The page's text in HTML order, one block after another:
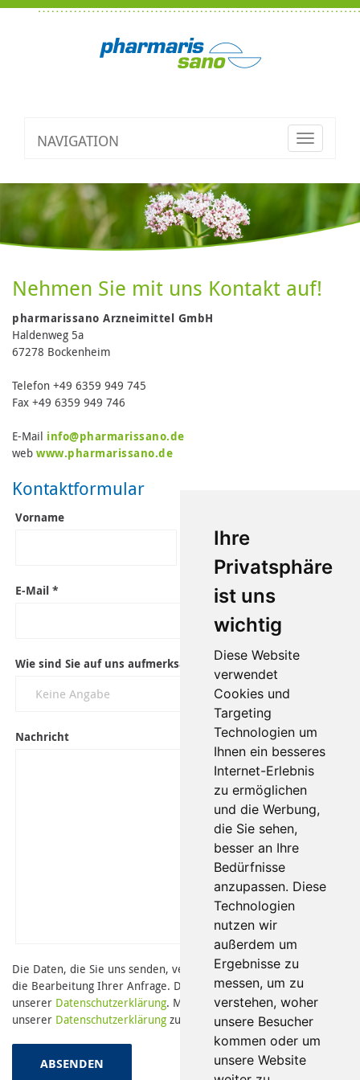
Ihre
Privatsphäre
ist uns
wichtig
Diese Website
verwendet
Cookies und
Targeting
Technologien um
Ihnen ein besseres
Internet-Erlebnis
zu ermöglichen
und die Werbung,
die Sie sehen,
besser an Ihre
Bedürfnisse
anzupassen. Diese
Technologien
nutzen wir
außerdem um
Ergebnisse zu
messen, um zu
verstehen, woher
unsere Besucher
kommen oder um
unsere Website
NAVIGATION
Toggle
Nehmen Sie mit uns Kontakt auf!
pharmarissano Arzneimittel GmbH
Haldenweg 5a
67278 Bockenheim
Telefon +49 6359 949 745
Fax +49 6359 949 746
E-Mail info@pharmarissano.de
web www.pharmarissano.de
Kontaktformular
Vorname
E-Mail *
Wie sind Sie auf uns aufmerksam geworden?
Nachricht
Die Daten, die Sie uns senden, verwenden wir ausschließlich für
die Bearbeitung Ihrer Anfrage. Die Details dazu finden Sie in
unserer Datenschutzerklärung. Mit dem Absenden stimmen Sie
unserer Datenschutzerklärung zu.
ABSENDEN